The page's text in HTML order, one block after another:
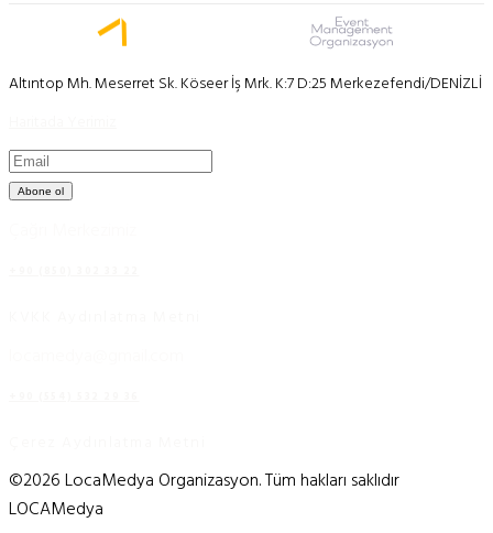
Altıntop Mh. Meserret Sk. Köseer İş Mrk. K:7 D:25 Merkezefendi/DENİZLİ
Abone ol
©2026 LocaMedya Organizasyon. Tüm hakları saklıdır
LOCAMedya